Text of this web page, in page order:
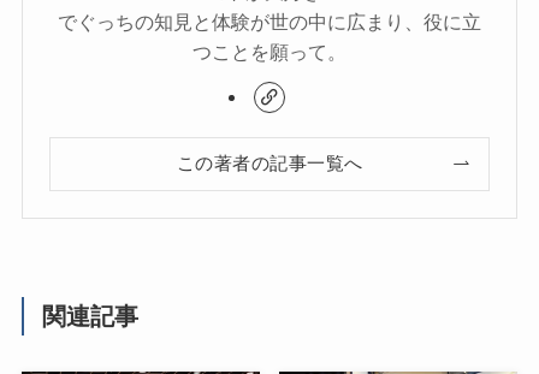
でぐっちの知見と体験が世の中に広まり、役に立
つことを願って。
この著者の記事一覧へ
関連記事